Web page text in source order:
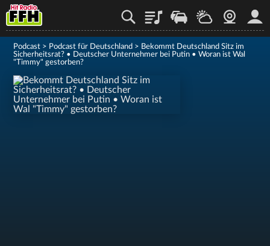
PlaylistStaupilotWetterWebcam
Podcast > Podcast für Deutschland > Bekommt Deutschland Sitz im
Sicherheitsrat? • Deutscher Unternehmer bei Putin • Woran ist Wal
"Timmy" gestorben?